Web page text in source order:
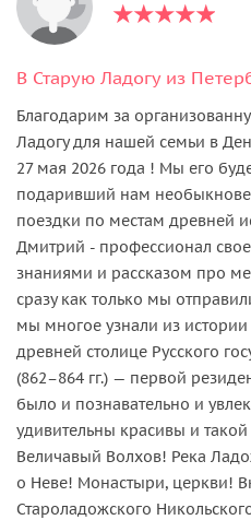
В Старую Ладогу из
Благодарим за
Ладогу для нашей семьи в
27 мая 2026 года ! Мы его
подаривший нам
поездки по местам древней
Дмитрий - профессионал
знаниями и рассказом про
сразу как только мы
мы многое узнали из
древней столице Русского
(862–864 гг.) — первой
было и познавательно и
удивительны красивы и
Величавый Волхов! Река
о Неве! Монастыри, церкви!
Староладожского